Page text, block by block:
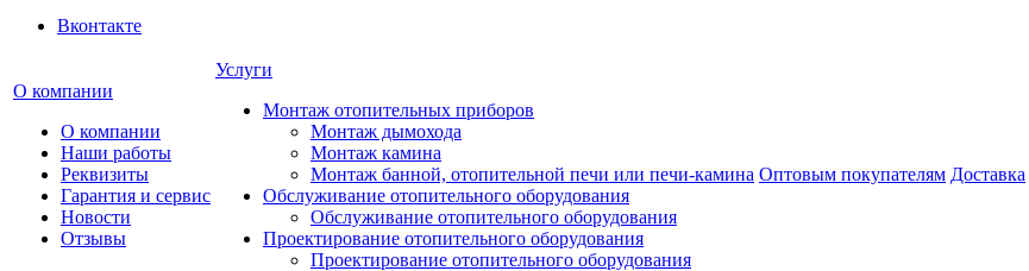
Вконтакте
О компании
О компании
Наши работы
Реквизиты
Гарантия и сервис
Новости
Отзывы
Услуги
Монтаж отопительных приборов
Монтаж дымохода
Монтаж камина
Монтаж банной, отопительной печи или печи-камина
Обслуживание отопительного оборудования
Обслуживание отопительного оборудования
Проектирование отопительного оборудования
Проектирование отопительного оборудования
Оптовым покупателям Доставка